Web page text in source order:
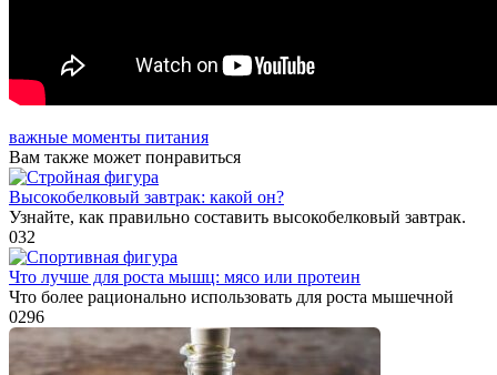
важные моменты питания
Вам также может понравиться
Высокобелковый завтрак: какой он?
Узнайте, как правильно составить высокобелковый завтрак.
032
Что лучше для роста мышц: мясо или протеин
Что более рационально использовать для роста мышечной
0296